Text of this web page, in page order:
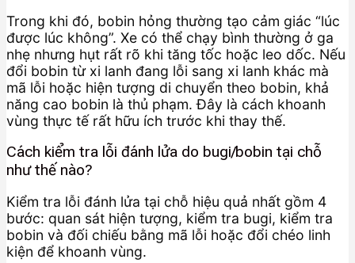
Trong khi đó, bobin hỏng thường tạo cảm giác “lúc
được lúc không”. Xe có thể chạy bình thường ở ga
nhẹ nhưng hụt rất rõ khi tăng tốc hoặc leo dốc. Nếu
đổi bobin từ xi lanh đang lỗi sang xi lanh khác mà
mã lỗi hoặc hiện tượng di chuyển theo bobin, khả
năng cao bobin là thủ phạm. Đây là cách khoanh
vùng thực tế rất hữu ích trước khi thay thế.
Cách kiểm tra lỗi đánh lửa do bugi/bobin tại chỗ
như thế nào?
Kiểm tra lỗi đánh lửa tại chỗ hiệu quả nhất gồm 4
bước: quan sát hiện tượng, kiểm tra bugi, kiểm tra
bobin và đối chiếu bằng mã lỗi hoặc đổi chéo linh
kiện để khoanh vùng.